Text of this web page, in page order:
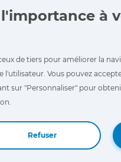
Devenir distributeur
Nouveautés
à
de tiers pour améliorer la
Vous pouvez
sur "Personnaliser" pour
Refuser